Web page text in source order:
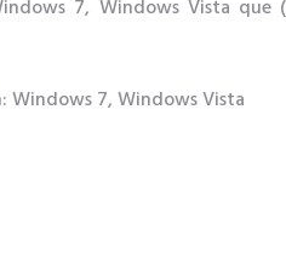
7, Windows Vista
Windows 7, Windows Vista